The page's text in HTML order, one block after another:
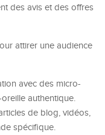
des avis et des offres
attirer une audience
avec des micro-
authentique.
de blog, vidéos,
spécifique.